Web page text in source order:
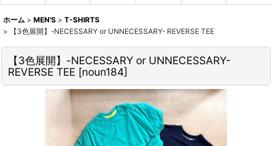
ホーム > MEN'S > T-SHIRTS
>
【3色展開】-NECESSARY or UNNECESSARY- REVERSE TEE
【3色展開】-NECESSARY or UNNECESSARY-
REVERSE TEE [noun184]